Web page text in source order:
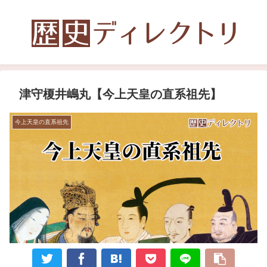
津守榎井嶋丸【今上天皇の直系祖先】
今上天皇の直系祖先